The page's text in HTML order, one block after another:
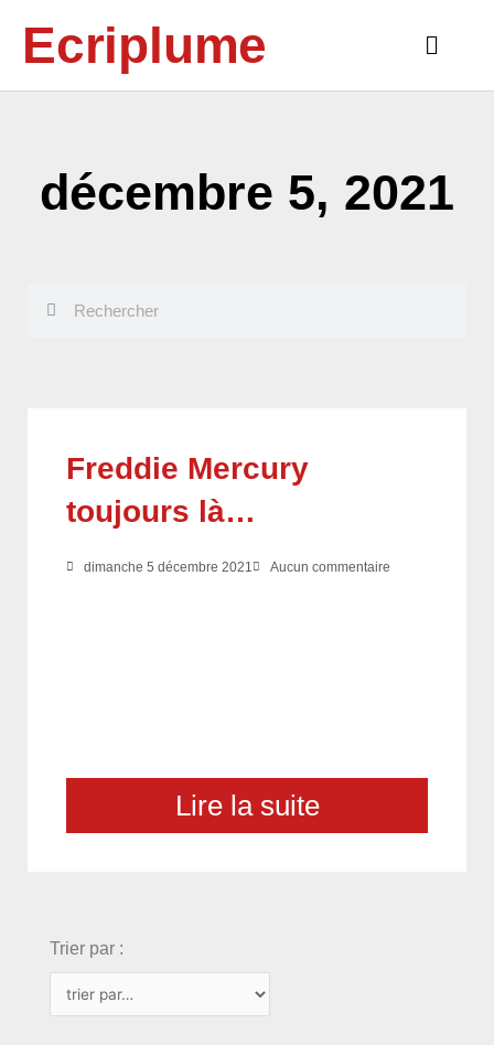
contenuEcriplume
Main
décembre 5, 2021
Freddie Mercury
toujours là…
dimanche 5 décembre 2021 Aucun commentaire
Lire la suite
Trier par :